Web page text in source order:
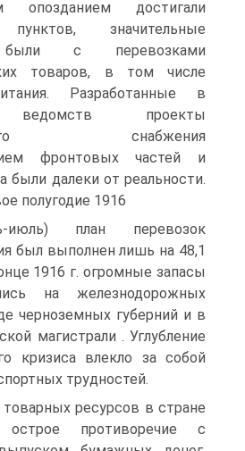
достигали
значительные
были с перевозками
товаров, в том числе
Разработанные в
ведомств проекты
снабжения
фронтовых частей и
были далеки от реальности.
полугодие 1916
июль) план перевозок
был выполнен лишь на 48,1
1916 г. огромные запасы
на железнодорожных
черноземных губерний и в
магистрали . Углубление
кризиса влекло за собой
трудностей.
ресурсов в стране
противоречие с